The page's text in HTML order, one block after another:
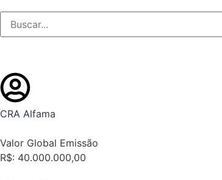
CRA Alfama
Valor Global Emissão
R$: 40.000.000,00